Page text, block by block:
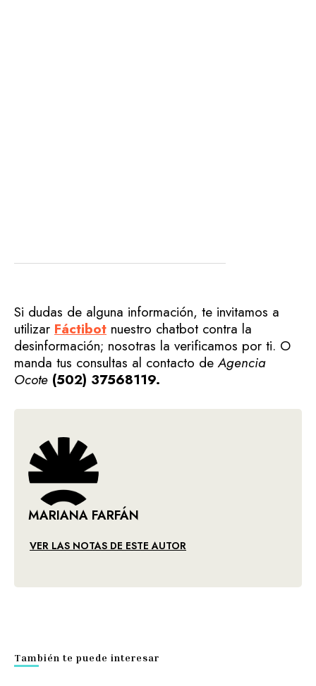
Si dudas de alguna información, te invitamos a
utilizar Fáctibot nuestro chatbot contra la
desinformación; nosotras la verificamos por ti. O
manda tus consultas al contacto deAgencia
Ocote (502) 37568119.
MARIANA FARFÁN
VER LAS NOTAS DE ESTE AUTOR
También te puede interesar